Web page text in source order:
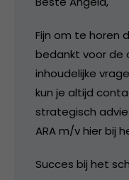
Fijn om te horen
bedankt voor de
inhoudelijke
kun je altijd
strategisch
ARA m/v hier bij
Succes bij het